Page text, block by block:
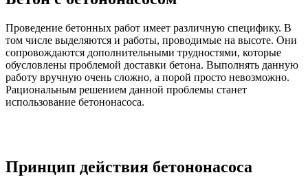
Проведение бетонных работ имеет различную специфику. В
том числе выделяются и работы, проводимые на высоте. Они
сопровождаются дополнительными трудностями, которые
обусловлены проблемой доставки бетона. Выполнять данную
работу вручную очень сложно, а порой просто невозможно.
Рациональным решением данной проблемы станет
использование бетононасоса.
Принцип действия бетононасоса